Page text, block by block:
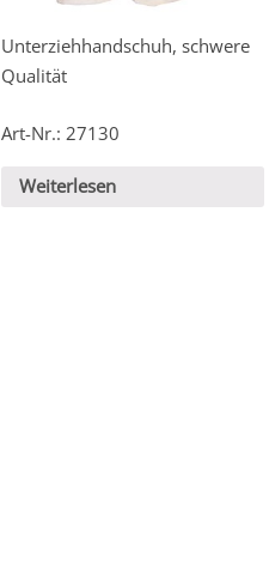
Unterziehhandschuh, schwere
Qualität
Art-Nr.: 27130
Weiterlesen